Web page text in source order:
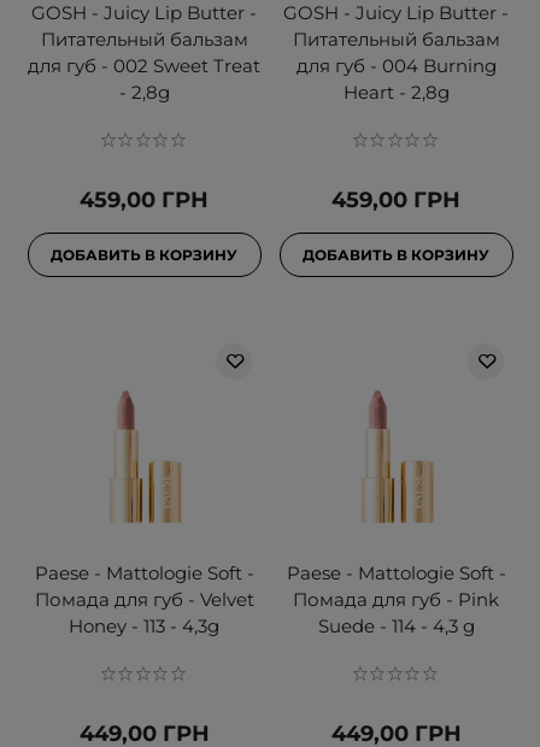
GOSH - Juicy Lip Butter -
Питательный бальзам
для губ - 002 Sweet Treat
- 2,8g
459,00 ГРН
ДОБАВИТЬ В КОРЗИНУ
GOSH - Juicy Lip Butter -
Питательный бальзам
для губ - 004 Burning
Heart - 2,8g
459,00 ГРН
ДОБАВИТЬ В КОРЗИНУ
Paese - Mattologie Soft -
Помада для губ - Velvet
Honey - 113 - 4,3g
449,00 ГРН
Paese - Mattologie Soft -
Помада для губ - Pink
Suede - 114 - 4,3 g
449,00 ГРН